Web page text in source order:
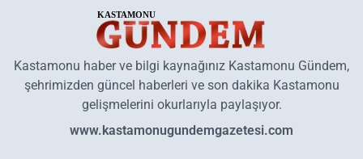
Kastamonu haber ve bilgi kaynağınız Kastamonu Gündem,
şehrimizden güncel haberleri ve son dakika Kastamonu
gelişmelerini okurlarıyla paylaşıyor.
www.kastamonugundemgazetesi.com